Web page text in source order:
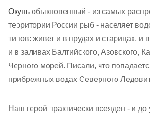
Окунь обыкновенный - из самых
территории России рыб - населяет
типов: живет и в прудах и старицах, и
и в заливах Балтийского, Азовского,
Черного морей. Писали, что
прибрежных водах Северного
Наш герой практически всеяден - и до